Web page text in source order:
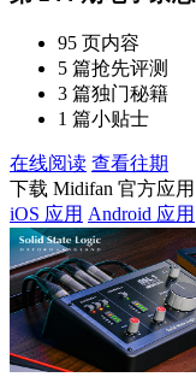
95 页内容
5 篇抢先评测
3 篇独门秘籍
1 篇小贴士
在线阅读 查看往期
下载 Midifan 官方应用
iOS 应用 Android 应用